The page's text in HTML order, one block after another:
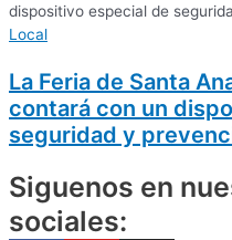
Local
La Feria de Santa
contará con un
seguridad y
Siguenos en
sociales: